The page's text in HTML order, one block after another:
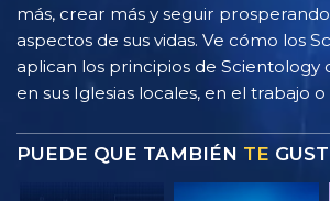
más, crear más y seguir
aspectos de sus vidas. Ve cómo los
aplican los principios de Scientology
en sus Iglesias locales, en el trabajo o
PUEDE QUE TAMBIÉN TE